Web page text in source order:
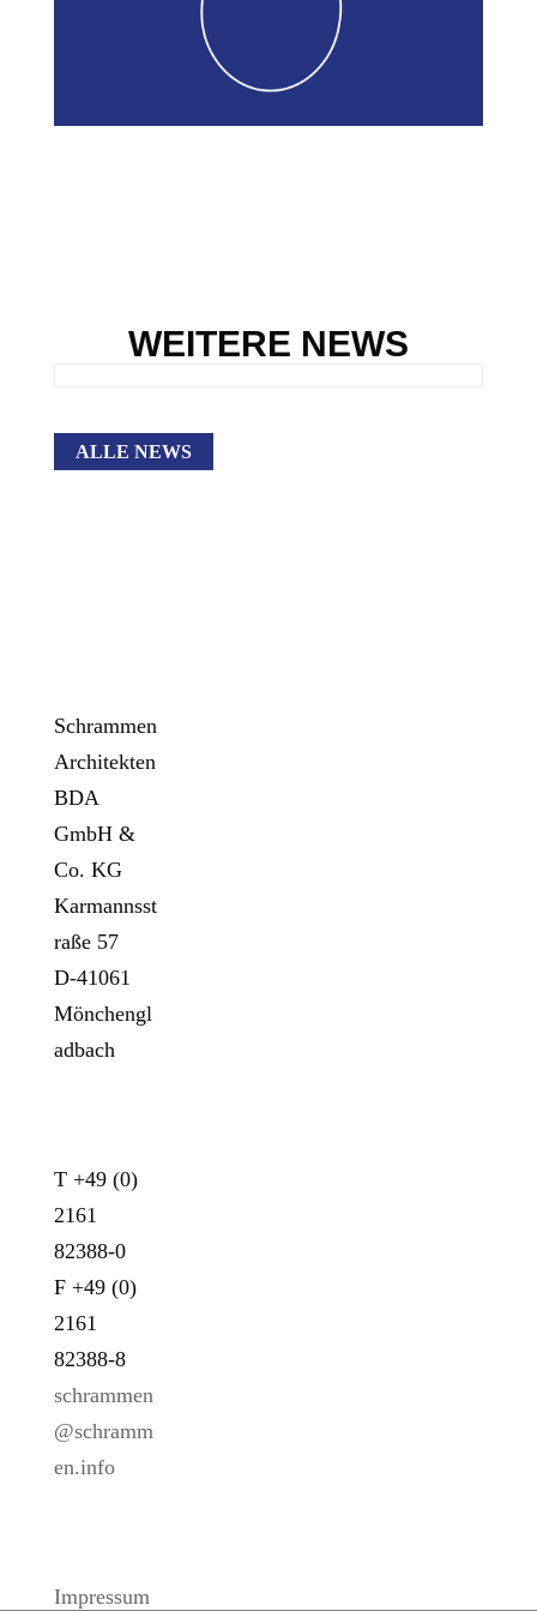
WEITERE NEWS
ALLE NEWS
Schrammen
Architekten
BDA
GmbH &
Co. KG
Karmannsst
raße 57
D-41061
Mönchengl
adbach
T +49 (0)
2161
82388-0
F +49 (0)
2161
82388-8
schrammen
@schramm
en.info
Impressum